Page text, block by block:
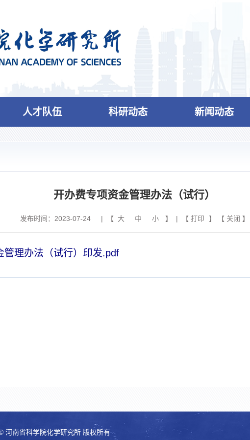
人才队伍 科研动态 新闻动态
开办费专项资金管理办法（试行）
发布时间：2023-07-24 | 【 大 中 小 】 | 【 打印 】 【 关闭 】
管理办法（试行）印发.pdf
河南省科学院化学研究所 版权所有